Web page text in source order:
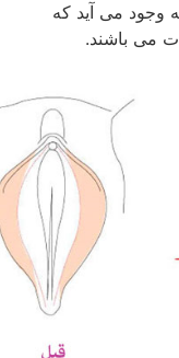
می آید که
باشند.